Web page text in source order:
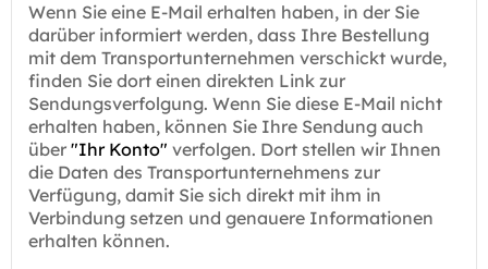
Wenn Sie eine E-Mail erhalten haben, in der Sie
darüber informiert werden, dass Ihre Bestellung
mit dem Transportunternehmen verschickt wurde,
finden Sie dort einen direkten Link zur
Sendungsverfolgung. Wenn Sie diese E-Mail nicht
erhalten haben, können Sie Ihre Sendung auch
über "Ihr Konto" verfolgen. Dort stellen wir Ihnen
die Daten des Transportunternehmens zur
Verfügung, damit Sie sich direkt mit ihm in
Verbindung setzen und genauere Informationen
erhalten können.